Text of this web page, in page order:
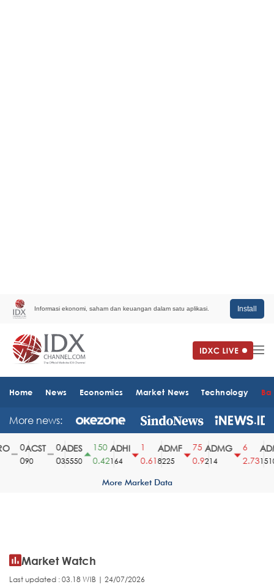
Informasi ekonomi, saham dan keuangan dalam satu aplikasi. Install
Home News Economics Market News Technology
More news:
ACST
90
ADES
35550
150
0.42
ADHI
164
0.61
ADMF
8225
75
0.9
ADMG
214
2.731510
More Market Data
Market Watch
Last updated : 03.18 WIB | 24/07/2026